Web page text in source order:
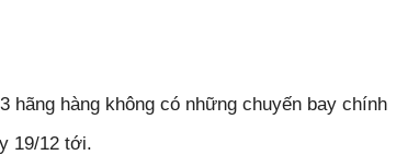
hãng hàng không có những chuyến bay chính
19/12 tới.